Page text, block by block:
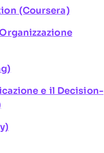
(Coursera)
e il Decision-